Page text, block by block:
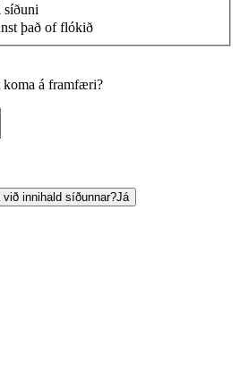
síðuni
það of flókið
koma á framfæri?
innihald síðunnar?Já